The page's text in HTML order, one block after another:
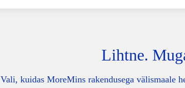
Lihtne.
Vali, kuidas MoreMins rakendusega välismaale